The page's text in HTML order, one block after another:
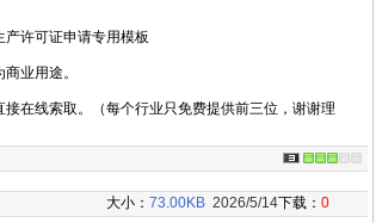
产许可证申请专用模板
业用途。
在线索取。（每个行业只免费提供前三位，谢谢理
大小： 73.00KB 2026/5/14下载： 0